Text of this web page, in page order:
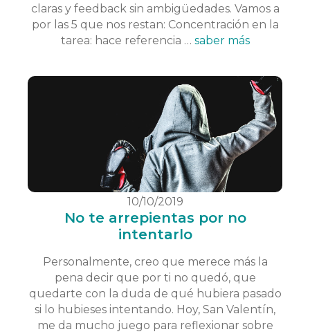
claras y feedback sin ambigüedades. Vamos a
por las 5 que nos restan: Concentración en la
tarea: hace referencia … saber más
10/10/2019
No te arrepientas por no
intentarlo
Personalmente, creo que merece más la
pena decir que por ti no quedó, que
quedarte con la duda de qué hubiera pasado
si lo hubieses intentando. Hoy, San Valentín,
me da mucho juego para reflexionar sobre